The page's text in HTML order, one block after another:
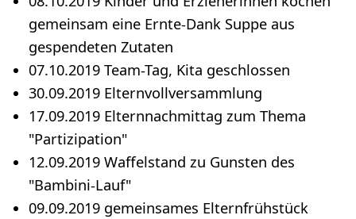
gemeinsam eine Ernte-Dank Suppe aus
gespendeten Zutaten
07.10.2019 Team-Tag, Kita geschlossen
30.09.2019 Elternvollversammlung
17.09.2019 Elternnachmittag zum Thema
"Partizipation"
12.09.2019 Waffelstand zu Gunsten des
"Bambini-Lauf"
09.09.2019 gemeinsames Elternfrühstück